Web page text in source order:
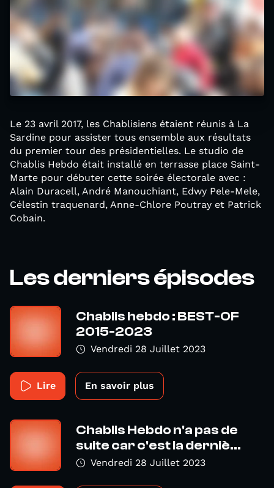
Le 23 avril 2017, les Chablisiens étaient réunis à La
Sardine pour assister tous ensemble aux résultats
du premier tour des présidentielles. Le studio de
Chablis Hebdo était installé en terrasse place Saint-
Marte pour débuter cette soirée électorale avec :
Alain Duracell, André Manouchiant, Edwy Pele-Mele,
Célestin traquenard, Anne-Chlore Poutray et Patrick
Cobain.
Les derniers épisodes
Chablis hebdo : BEST-OF
2015-2023
Vendredi 28 Juillet 2023
Lire En savoir plus
Chablis Hebdo n'a pas de
suite car c'est la derniè...
Vendredi 28 Juillet 2023